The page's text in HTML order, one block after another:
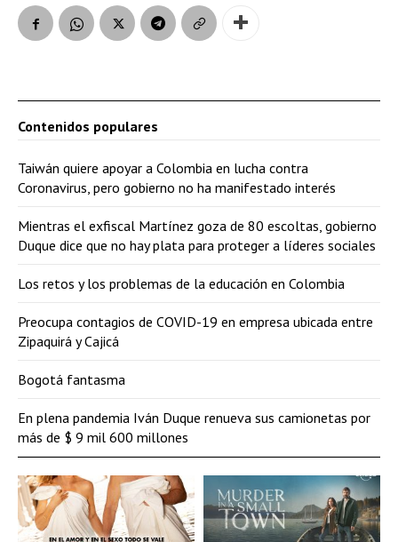
Contenidos populares
Taiwán quiere apoyar a Colombia en lucha contra
Coronavirus, pero gobierno no ha manifestado interés
Mientras el exfiscal Martínez goza de 80 escoltas, gobierno
Duque dice que no hay plata para proteger a líderes sociales
Los retos y los problemas de la educación en Colombia
Preocupa contagios de COVID-19 en empresa ubicada entre
Zipaquirá y Cajicá
Bogotá fantasma
En plena pandemia Iván Duque renueva sus camionetas por
más de $ 9 mil 600 millones